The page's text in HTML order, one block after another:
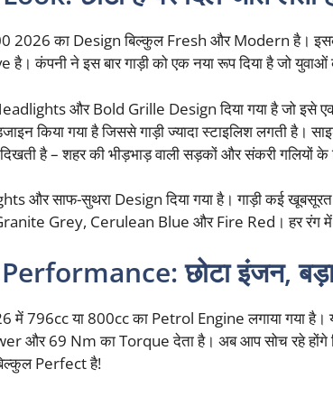
2026 का Design बिल्कुल Fresh और Modern है।
कंपनी ने इस बार गाड़ी को एक नया रूप दिया है जो
और Bold Grille Design दिया गया है जो इसे
किया गया है जिससे गाड़ी ज्यादा स्टाइलिश लगती है।
है – शहर की भीड़भाड़ वाली सड़कों और संकरी गलियों
और साफ-सुथरा Design दिया गया है। गाड़ी कई
Grey, Cerulean Blue और Fire Red। हर रंग में
छोटा इंजन,
796cc या 800cc का Petrol Engine लगाया गया
और 69 Nm का Torque देता है। अब आप सोच रहे होंगे
Perfect है!